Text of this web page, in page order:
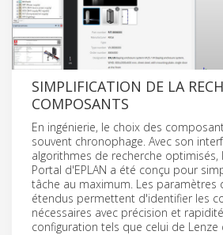
SIMPLIFICATION DE LA
COMPOSANTS
En ingénierie, le choix des
souvent chronophage. Avec son
algorithmes de recherche optimisés,
Portal d'EPLAN a été conçu pour
tâche au maximum. Les paramètres
étendus permettent d'identifier les
nécessaires avec précision et
configuration tels que celui de